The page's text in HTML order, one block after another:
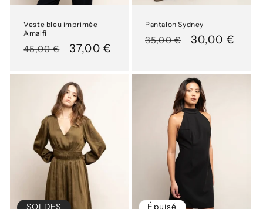
Veste bleu imprimée
Amalfi
Prix
45,00 €
Prix
37,00 €
Pantalon Sydney
Prix
35,00 €
Prix
30,00 €
SOLDES Épuisé